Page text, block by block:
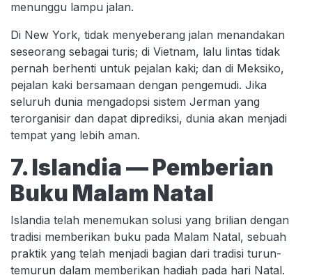
menunggu lampu jalan.
Di New York, tidak menyeberang jalan menandakan
seseorang sebagai turis; di Vietnam, lalu lintas tidak
pernah berhenti untuk pejalan kaki; dan di Meksiko,
pejalan kaki bersamaan dengan pengemudi. Jika
seluruh dunia mengadopsi sistem Jerman yang
terorganisir dan dapat diprediksi, dunia akan menjadi
tempat yang lebih aman.
7. Islandia — Pemberian
Buku Malam Natal
Islandia telah menemukan solusi yang brilian dengan
tradisi memberikan buku pada Malam Natal, sebuah
praktik yang telah menjadi bagian dari tradisi turun-
temurun dalam memberikan hadiah pada hari Natal.